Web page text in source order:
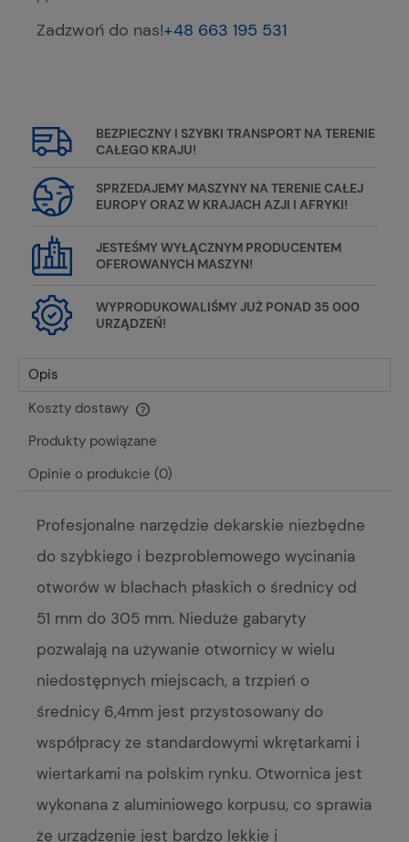
Zadzwoń do nas!+48 663 195 531
BEZPIECZNY I SZYBKI TRANSPORT NA TERENIE
CAŁEGO KRAJU!
SPRZEDAJEMY MASZYNY NA TERENIE CAŁEJ
EUROPY ORAZ W KRAJACH AZJI I AFRYKI!
JESTEŚMY WYŁĄCZNYM PRODUCENTEM
OFEROWANYCH MASZYN!
WYPRODUKOWALIŚMY JUŻ PONAD 35 000
URZĄDZEŃ!
Opis
Koszty dostawy
Cena nie zawiera ewentualnych kosztów płatności
Produkty powiązane
Opinie o produkcie (0)
Profesjonalne narzędzie dekarskie niezbędne
do szybkiego i bezproblemowego wycinania
otworów w blachach płaskich o średnicy od
51 mm do 305 mm. Nieduże gabaryty
pozwalają na używanie otwornicy w wielu
niedostępnych miejscach, a trzpień o
średnicy 6,4mm jest przystosowany do
współpracy ze standardowymi wkrętarkami i
wiertarkami na polskim rynku. Otwornica jest
wykonana z aluminiowego korpusu, co sprawia
że urządzenie jest bardzo lekkie i